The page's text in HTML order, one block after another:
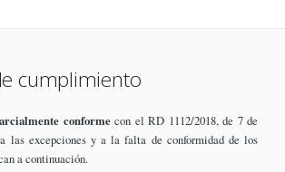
cumplimiento
conformecon el RD 1112/2018, de 7 de
las excepciones y a la falta de conformidad de los
a continuación.